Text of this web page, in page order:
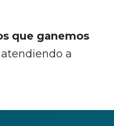
que ganemos
a